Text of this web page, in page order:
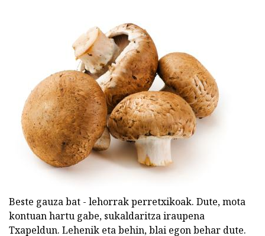
Beste gauza bat - lehorrak perretxikoak. Dute, mota
kontuan hartu gabe, sukaldaritza iraupena
Txapeldun. Lehenik eta behin, blai egon behar dute.